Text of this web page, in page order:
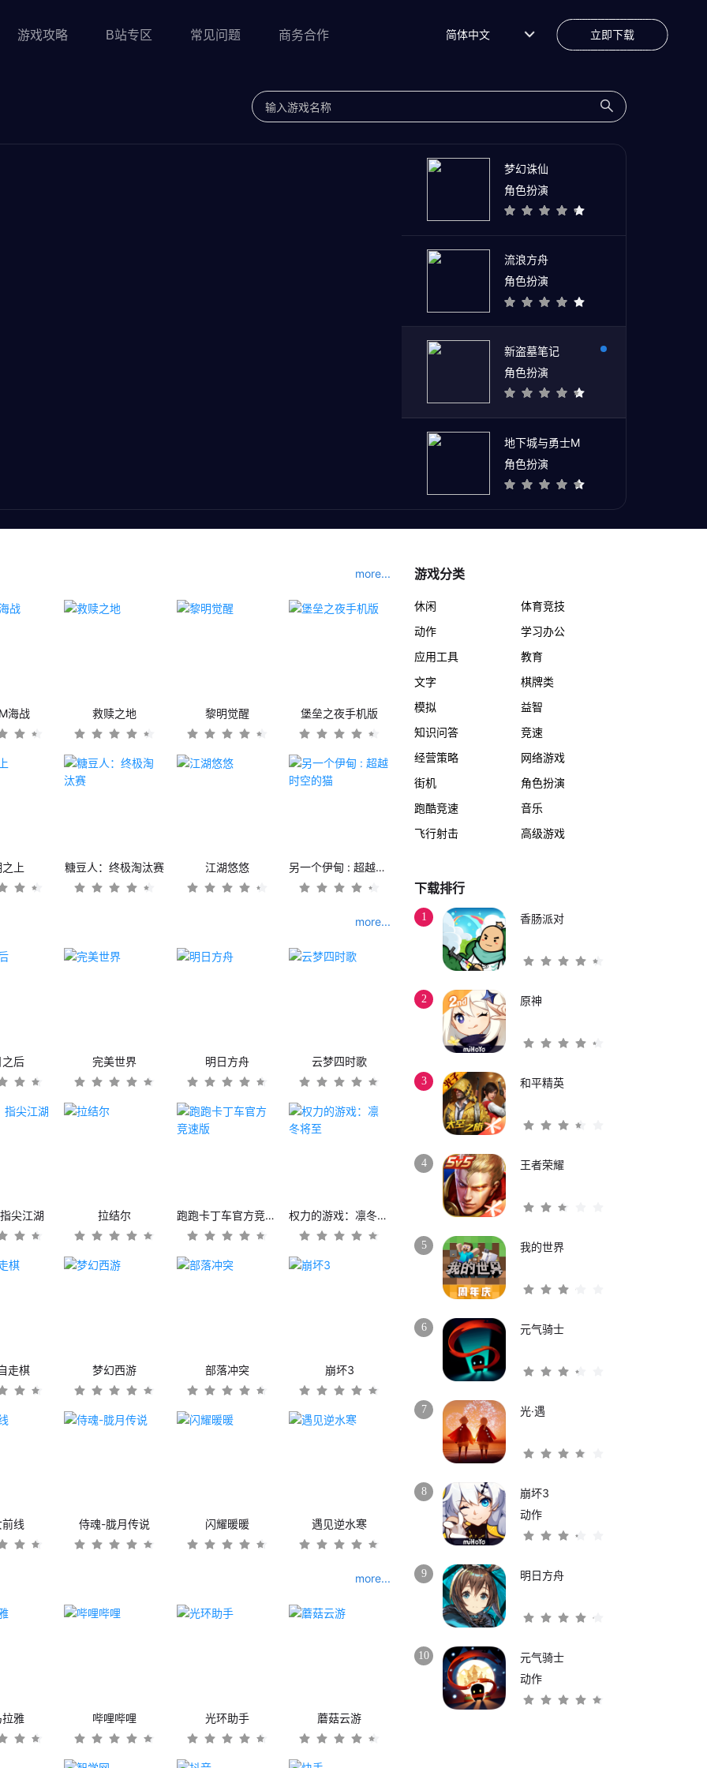
游戏攻略 B站专区 常见问题 商务合作 简体中文 立即下载
梦幻诛仙
角色扮演
流浪方舟
角色扮演
新盗墓笔记
角色扮演
地下城与勇士M
角色扮演
more...
海战 救赎之地 黎明觉醒 堡垒之夜手机版
上 糖豆人：终极淘汰赛 江湖悠悠 另一个伊甸 : 超越时空的猫
more...
后 完美世界 明日方舟 云梦四时歌
尖江湖 拉结尔 跑跑卡丁车官方竞速版 权力的游戏：凛冬将至
走棋 梦幻西游 部落冲突 崩坏3
线 侍魂-胧月传说 闪耀暖暖 遇见逆水寒
more...
雅 哔哩哔哩 光环助手 蘑菇云游
游戏分类
休闲
体育竞技
动作
学习办公
应用工具
教育
文字
棋牌类
模拟
益智
知识问答
竞速
经营策略
网络游戏
街机
角色扮演
跑酷竞速
音乐
飞行射击
高级游戏
下载排行
1 香肠派对
2 原神
3 和平精英
4 王者荣耀
5 我的世界
6 元气骑士
7 光·遇
8
崩坏3
动作
9 明日方舟
10
元气骑士
动作